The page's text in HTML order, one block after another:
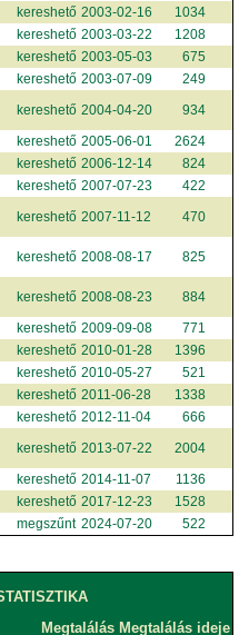
kereshető 2003-02-16
1034
kereshető 2003-03-22
1208
kereshető 2003-05-03
675
kereshető 2003-07-09
249
kereshető 2004-04-20
934
kereshető 2005-06-01
2624
kereshető 2006-12-14
824
kereshető 2007-07-23
422
kereshető 2007-11-12 470
kereshető 2008-08-17 825
kereshető 2008-08-23
884
kereshető 2009-09-08
771
kereshető 2010-01-28
1396
kereshető 2010-05-27
521
kereshető 2011-06-28
1338
kereshető 2012-11-04
666
kereshető 2013-07-22
2004
kereshető 2014-11-07
1136
kereshető 2017-12-23
1528
megszűnt 2024-07-20 522
Megtalálás Megtalálás ideje